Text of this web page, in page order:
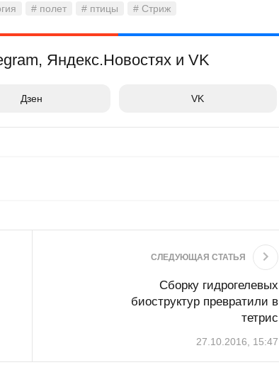
# полет # птицы # Стриж
Яндекс.Новостях и VK
Дзен VK
СЛЕДУЮЩАЯ СТАТЬЯ
Сборку гидрогелевых
биоструктур превратили в
тетрис
27.10.2016, 15:47